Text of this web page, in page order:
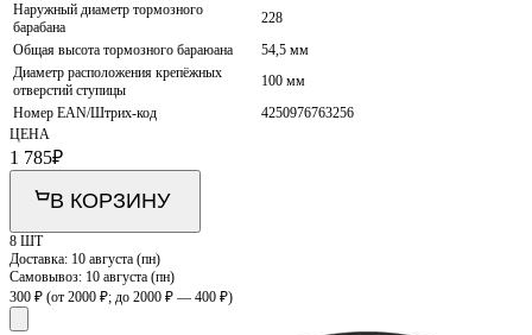
Наружный диаметр тормозного
барабана
228
Общая высота тормозного бараюана
54,5 мм
Диаметр расположения крепёжных
отверстий ступицы
100 мм
Номер EAN/Штрих-код
4250976763256
ЦЕНА
1 785₽
В КОРЗИНУ
8 ШТ
Доставка: 10 августа (пн)
Самовывоз: 10 августа (пн)
300 ₽ (от 2000 ₽; до 2000 ₽ — 400 ₽)